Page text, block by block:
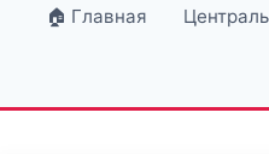
🏠 Главная